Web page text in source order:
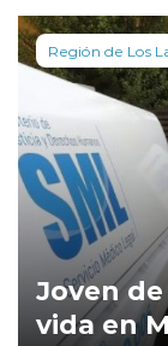
Región de Los
Joven
vida en